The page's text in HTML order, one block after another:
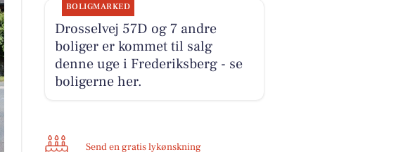
BOLIGMARKED
Drosselvej 57D og 7 andre
boliger er kommet til salg
denne uge i Frederiksberg - se
boligerne her.
Send en gratis lykønskning